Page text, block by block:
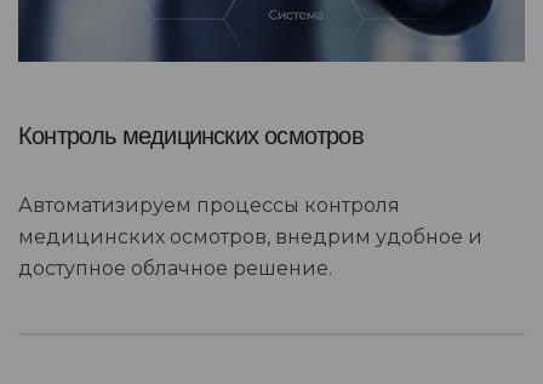
Контроль медицинских осмотров
Автоматизируем процессы контроля
медицинских осмотров, внедрим удобное и
доступное облачное решение.